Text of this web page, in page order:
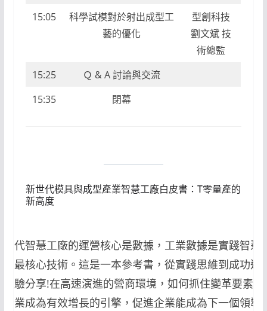
15:05
科學試模對於射出成型工
藝的優化
型創科技
劉文斌 技
術總監
15:25
Ｑ & A 討論與交流
15:35
閉幕
新世代模具與成型產業智慧工廠白皮書：T零量產的
新高度
世代智慧工廠的運營核心是數據，工業數據是實踐智慧
的最核心技術。這是一本參考書，從實踐思維到成功運
經驗分享!在高速演進的營商環境，如何抓住變革要素，
企業成為有效增長的引擎，促進企業能成為下一個領導